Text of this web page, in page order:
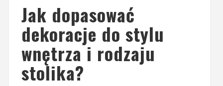
Jak dopasować
dekoracje do stylu
wnętrza i rodzaju
stolika?